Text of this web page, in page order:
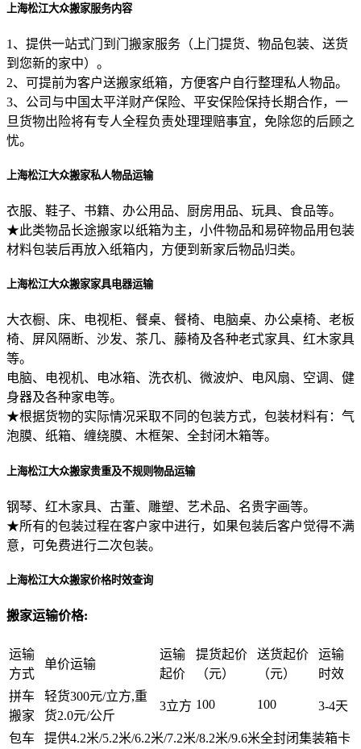
上海松江大众搬家服务内容
1、提供一站式门到门搬家服务（上门提货、物品包装、送货
到您新的家中）。
2、可提前为客户送搬家纸箱，方便客户自行整理私人物品。
3、公司与中国太平洋财产保险、平安保险保持长期合作，一
旦货物出险将有专人全程负责处理理赔事宜，免除您的后顾之
忧。
上海松江大众搬家私人物品运输
衣服、鞋子、书籍、办公用品、厨房用品、玩具、食品等。
★此类物品长途搬家以纸箱为主，小件物品和易碎物品用包装
材料包装后再放入纸箱内，方便到新家后物品归类。
上海松江大众搬家家具电器运输
大衣橱、床、电视柜、餐桌、餐椅、电脑桌、办公桌椅、老板
椅、屏风隔断、沙发、茶几、藤椅及各种老式家具、红木家具
等。
电脑、电视机、电冰箱、洗衣机、微波炉、电风扇、空调、健
身器及各种家电等。
★根据货物的实际情况采取不同的包装方式，包装材料有：气
泡膜、纸箱、缠绕膜、木框架、全封闭木箱等。
上海松江大众搬家贵重及不规则物品运输
钢琴、红木家具、古董、雕塑、艺术品、名贵字画等。
★所有的包装过程在客户家中进行，如果包装后客户觉得不满
意，可免费进行二次包装。
上海松江大众搬家价格时效查询
搬家运输价格:
运输
方式
单价运输
运输
起价
提货起价
（元）
送货起价
（元）
运输
时效
拼车
搬家
轻货300元/立方,重
货2.0元/公斤
3立方 100 100 3-4天
包车 提供4.2米/5.2米/6.2米/7.2米/8.2米/9.6米全封闭集装箱卡